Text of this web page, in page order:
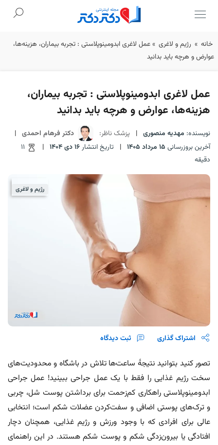
Skip
to
خانه » رژیم و لاغری »عمل لاغری ابدومینوپلاستی : تجربه بیماران، هزینه‌ها،
عوارض و هرچه باید بدانید
عمل لاغری ابدومینوپلاستی : تجربه بیماران،
هزینه‌ها، عوارض و هرچه باید بدانید
نویسنده: مهدیه منصوری | پزشک ناظر: دکتر فرهام احمدی |
آخرین بروزرسانی 15 مرداد 1405 | تاریخ انتشار16 دی 1404 |
11
دقیقه
رژیم و لاغری
اشتراک گذاری ثبت دیدگاه
تصور کنید بتوانید نتیجۀ ساعت‌ها تلاش در باشگاه و محدودیت‌های
سخت رژیم غذایی را فقط با یک عمل جراحی ببینید! عمل جراحی
ابدومینوپلاستی راهکاری کم‌زحمت برای برداشتن پوست شل، چربی
و ترک‌های پوستی اضافی و سفت‌کردن عضلات شکم است؛ انتخابی
عالی برای افرادی که با وجود ورزش و رژیم غذایی، همچنان دچار
افتادگی یا بیرون‌زدگی شکم و پوست شکم هستند. در این راهنمای